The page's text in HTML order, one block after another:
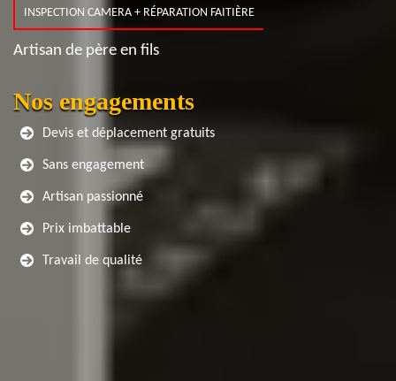
INSPECTION CAMERA + RÉPARATION FAITIÈRE
Artisan de père en fils
Nos engagements
Devis et déplacement gratuits
Sans engagement
Artisan passionné
Prix imbattable
Travail de qualité